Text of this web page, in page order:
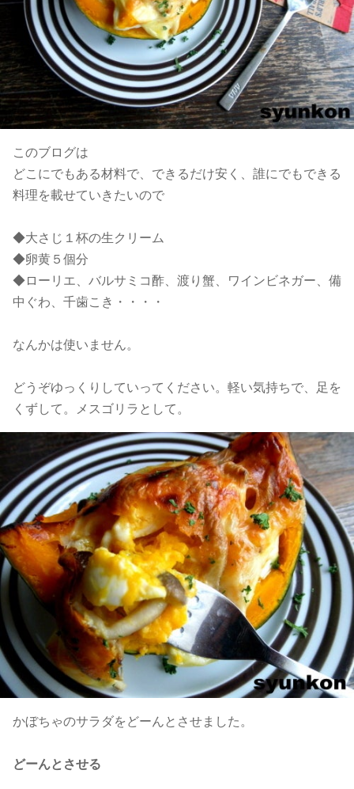
このブログは
どこにでもある材料で、できるだけ安く、誰にでもできる
料理を載せていきたいので
◆大さじ１杯の生クリーム
◆卵黄５個分
◆ローリエ、バルサミコ酢、渡り蟹、ワインビネガー、備
中ぐわ、千歯こき・・・・
なんかは使いません。
どうぞゆっくりしていってください。軽い気持ちで、足を
くずして。メスゴリラとして。
かぼちゃのサラダをどーんとさせました。
どーんとさせる